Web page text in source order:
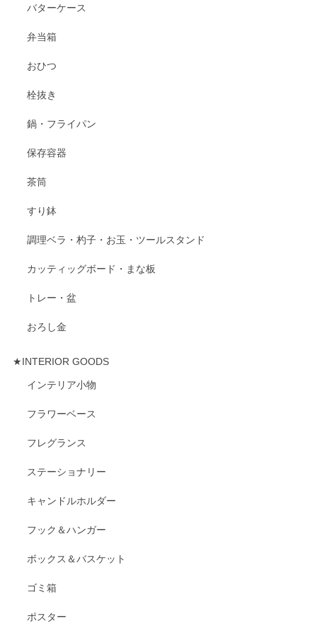
バターケース
弁当箱
おひつ
栓抜き
鍋・フライパン
保存容器
茶筒
すり鉢
調理ベラ・杓子・お玉・ツールスタンド
カッティッグボード・まな板
トレー・盆
おろし金
★INTERIOR GOODS
インテリア小物
フラワーベース
フレグランス
ステーショナリー
キャンドルホルダー
フック＆ハンガー
ボックス＆バスケット
ゴミ箱
ポスター